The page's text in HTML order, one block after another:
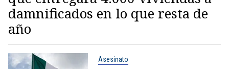
damnificados en lo que resta de
año
Asesinato